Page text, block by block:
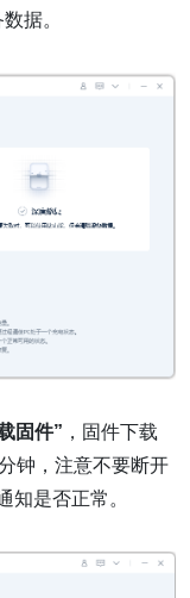
据。
固件” ，固件下载
钟，注意不要断开
知是否正常。